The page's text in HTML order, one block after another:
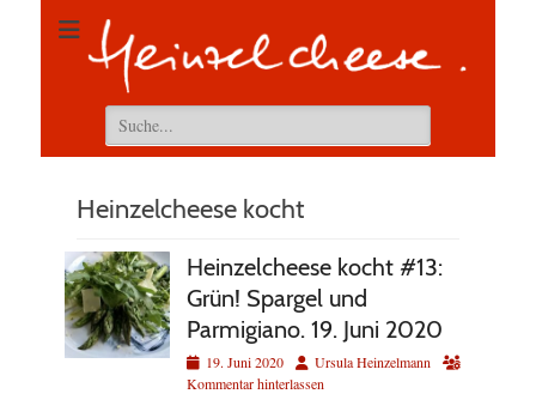
Suchen
nach:
Heinzelcheese kocht
Heinzelcheese kocht #13:
Grün! Spargel und
Parmigiano. 19. Juni 2020
Veröffentlicht
am
19. Juni 2020 AutorUrsula Heinzelmann
Kommentar hinterlassen